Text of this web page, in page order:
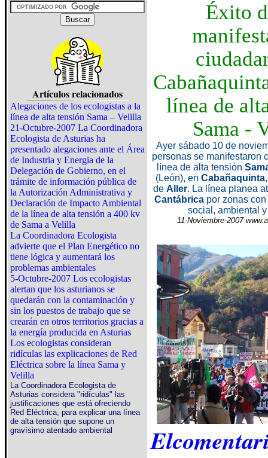
Artículos relacionados
Alegaciones de los ecologistas a la
línea de alta tensión Sama – Velilla
21-Octubre-2007 La Coordinadora
Ecologista de Asturias ha
presentado alegaciones ante el Área
de Industria y Energia de la
Delegación de Gobierno, en el
trámite de información pública de
la Autorización Administrativa y
Declaración de Impacto Ambiental
de la línea de alta tensión a 400 kv
de Sama a Velilla
La Coordinadora Ecologista
advierte que el Plan Energético no
tiene lógica y aumentará los
problemas ambientales
5-Octubre-2007 Los ecologistas
alertan que los asturianos se
quedarán con la contaminación y
sin los puestos de trabajo que se
crearán en otros territorios gracias a
la energía producida en Asturias
Los ecologistas consideran
ridículas las explicaciones de Red
Eléctrica sobre la línea Sama y
Velilla
La Coordinadora Ecologista de
Asturias considera "ridículas" las
justificaciones que está ofreciendo
Red Eléctrica, para explicar una línea
de alta tensión que supone un
gravísimo atentado ambiental
Éxito
línea de
Sama -
Ayer sábado 10 de
personas se manifestaron
línea de alta tensión
(León), en Cabañaquinta
de Aller. La línea planea
Cantábrica por zonas
social, ambiental
11-Noviembre-2007